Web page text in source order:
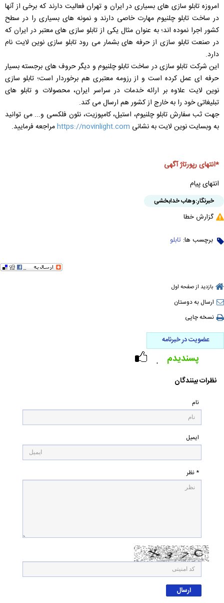
امروزه تابلو سازی های بسیاری در ایران و تهران فعالیت دارند که برخی از آنها
در ساخت تابلو چلنیوم مهارت خاصی دارند و نمونه های بسیاری را در سطح
کشور اجرا نموده اند؛ به عنوان مثال یکی از تابلو سازی های معتبر در ایران که
در صنعت تابلو سازی از حرفه های بشمار می رود تابلو سازی نوین لایت نام
دارد.
این شرکت تابلو سازی در ساخت تابلو چلنیوم و دیگر حروف های برجسته بسیار
حرفه ای عمل کرده است و از رزومه معتبری هم برخوردار است؛ تابلو سازی
نوین لایت علاوه بر ارائه خدمات در سراسر ایران، محصولات و تابلو های
تبلیغاتی خود را به خارج از کشور هم ارسال می کند.
جهت ثب سفارش تابلو چلنیوم، استیل، کامپوزیت، نئون فلکسی و... می توانید
به وبسایت نوین لایت به نشانی https://novinlight.comمراجعه فرمایید.
*انتهای رپورتاژ آگهی
انتهای پیام
خبرنگار:وهاب خدابخشی
گزارش خطا
برچسب ها: تابلو
بازدید از صفحه اول
ارسال به دوستان
نسخه چاپی
عضویت در خبرنامه
۰ پسندیدم
نظرات بینندگان
نام
ایمیل
* نظر